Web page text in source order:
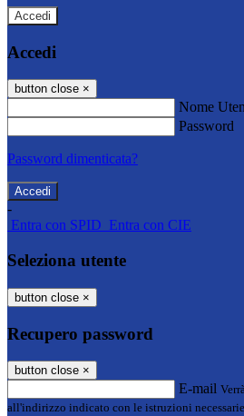
Accedi
Accedi
button close ×
Nome
Password
Password dimenticata?
-
Entra con SPID Entra con CIE
Seleziona utente
button close ×
Recupero password
button close ×
E-mail
all'indirizzo indicato con le istruzioni